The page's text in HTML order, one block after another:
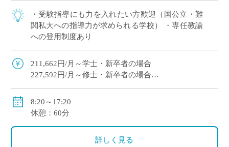
・受験指導にも力を入れたい方歓迎（国公立・難
関私大への指導力が求められる学校） ・専任教諭
への登用制度あり
211,662円/月～学士・新卒者の場合
227,592円/月～修士・新卒者の場合
●その他手当：扶養手当・職務手当・役職手当
●保険等：私学共済、労災保険、雇用保険
8:20～17:20
休憩：60分
詳しく見る